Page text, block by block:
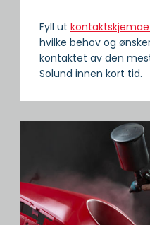
Fyll ut
hvilke behov og
kontaktet av den
Solund innen kort tid.